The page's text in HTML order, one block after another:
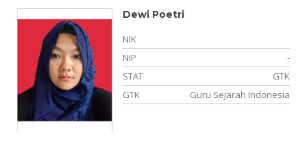
Dewi Poetri
NIK
NIP
-
STAT
GTK
GTK
Guru Sejarah Indonesia